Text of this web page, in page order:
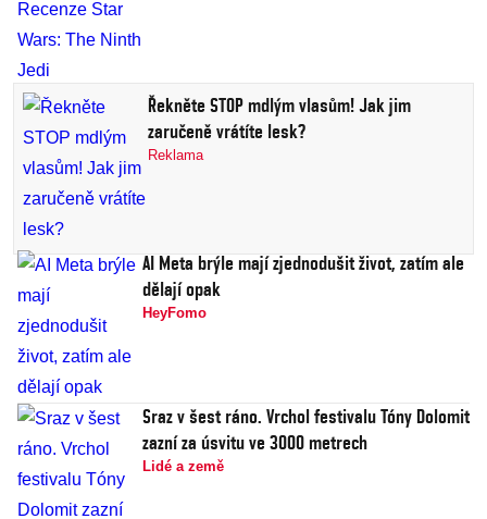
Řekněte STOP mdlým vlasům! Jak jim
zaručeně vrátíte lesk?
Reklama
AI Meta brýle mají zjednodušit život, zatím ale
dělají opak
HeyFomo
Sraz v šest ráno. Vrchol festivalu Tóny Dolomit
zazní za úsvitu ve 3000 metrech
Lidé a země